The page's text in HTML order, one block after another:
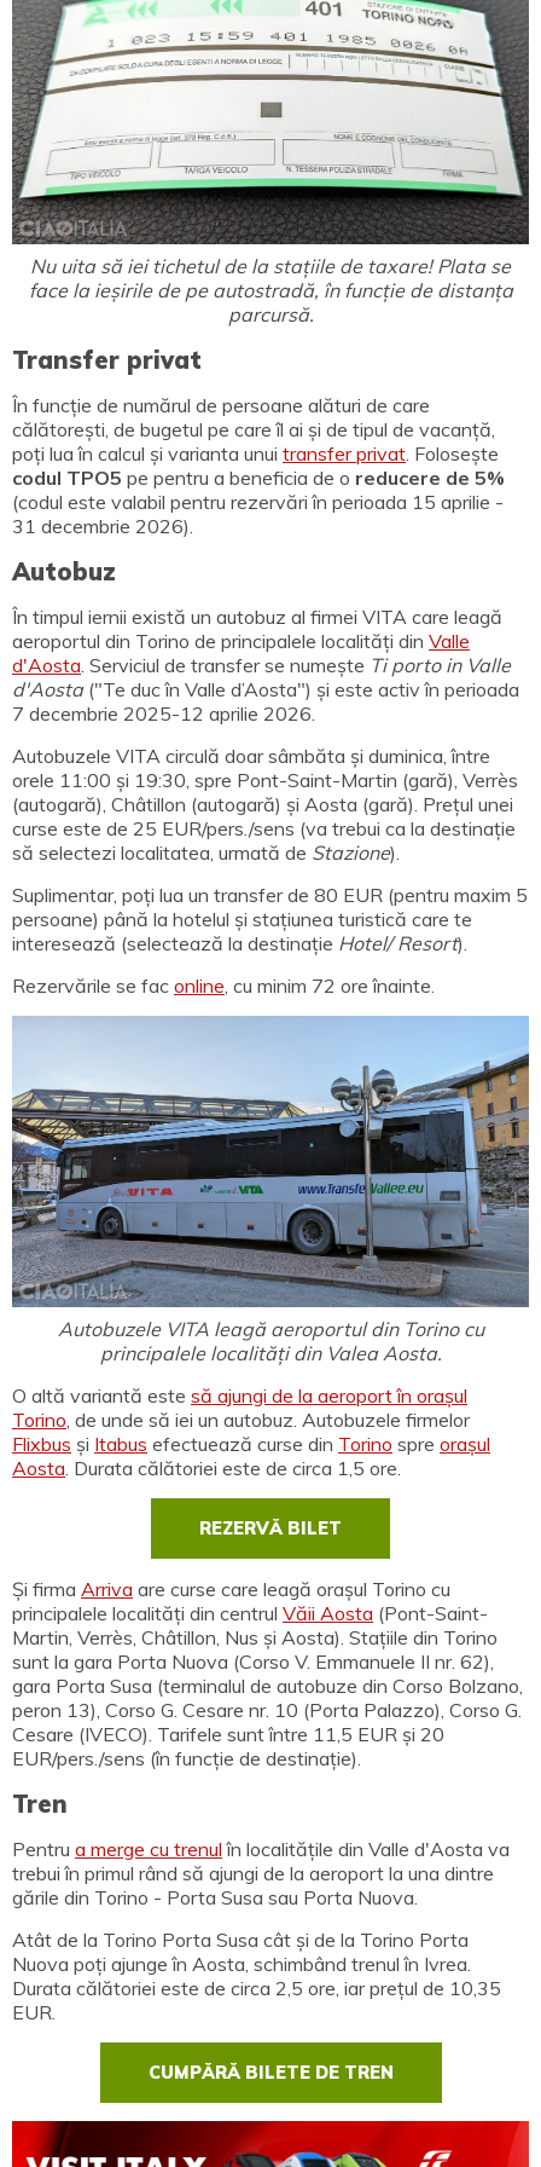
Nu uita să iei tichetul de la stațiile de taxare! Plata se
face la ieșirile de pe autostradă, în funcție de distanța
parcursă.
Transfer privat
În funcție de numărul de persoane alături de care
călătorești, de bugetul pe care îl ai și de tipul de vacanță,
poți lua în calcul și varianta unui transfer privat Folosește
codul TPO5 pe pentru a beneficia de o reducere de 5%
(codul este valabil pentru rezervări în perioada 15 aprilie -
31 decembrie 2026).
Autobuz
În timpul iernii există un autobuz al firmei VITA care leagă
aeroportul din Torino de principalele localități din Valle
d'Aosta . Serviciul de transfer se numește Ti porto in Valle
d'Aosta("Te duc în Valle d’Aosta") și este activ în perioada
7 decembrie 2025-12 aprilie 2026.
Autobuzele VITA circulă doar sâmbăta și duminica, între
orele 11:00 și 19:30, spre Pont-Saint-Martin (gară), Verrès
(autogară), Châtillon (autogară) și Aosta (gară). Prețul unei
curse este de 25 EUR/pers./sens (va trebui ca la destinație
să selectezi localitatea, urmată de Stazione).
Suplimentar, poți lua un transfer de 80 EUR (pentru maxim 5
persoane) până la hotelul și stațiunea turistică care te
interesează (selectează la destinație Hotel/ Resort).
Rezervările se fac online , cu minim 72 ore înainte.
Autobuzele VITA leagă aeroportul din Torino cu
principalele localități din Valea Aosta.
O altă variantă este să ajungi de la aeroport în orașul
Torino , de unde să iei un autobuz. Autobuzele firmelor
Flixbus și Itabus efectuează curse din Torino spre orașul
Aosta . Durata călătoriei este de circa 1,5 ore.
REZERVĂ BILET
Și firma Arriva are curse care leagă orașul Torino cu
principalele localități din centrul Văii Aosta (Pont-Saint-
Martin, Verrès, Châtillon, Nus și Aosta). Stațiile din Torino
sunt la gara Porta Nuova (Corso V. Emmanuele II nr. 62),
gara Porta Susa (terminalul de autobuze din Corso Bolzano,
peron 13), Corso G. Cesare nr. 10 (Porta Palazzo), Corso G.
Cesare (IVECO). Tarifele sunt între 11,5 EUR și 20
EUR/pers./sens (în funcție de destinație).
Tren
Pentru a merge cu trenul în localitățile din Valle d'Aosta va
trebui în primul rând să ajungi de la aeroport la una dintre
gările din Torino - Porta Susa sau Porta Nuova.
Atât de la Torino Porta Susa cât și de la Torino Porta
Nuova poți ajunge în Aosta, schimbând trenul în Ivrea.
Durata călătoriei este de circa 2,5 ore, iar prețul de 10,35
EUR.
CUMPĂRĂ BILETE DE TREN